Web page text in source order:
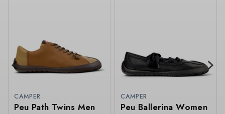
CAMPER
Peu Path Twins Men
CAMPER
Peu Ballerina Women